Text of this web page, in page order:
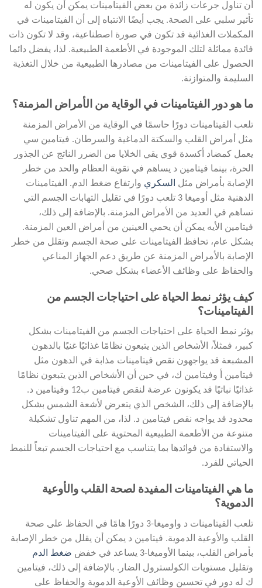
أن تناول جرعات زائدة من بعض الفيتامينات يمكن أن يكون له
تأثير سلبي على الصحة. يجب أيضًا الانتباه إلى أن الفيتامينات في
المكملات الغذائية قد تكون في صورة اصطناعية، وقد لا تكون ذات
فائدة مماثلة لتلك الموجودة في الأطعمة الطبيعية. لذا، يفضل دائما
الحصول على الفيتامينات من مصادرها الطبيعية من خلال التغذية
السليمة والمتوازنة.
ما هو دور الفيتامينات في الوقاية من الأمراض المزمنة؟
تلعب الفيتامينات دورًا حاسمًا في الوقاية من الأمراض المزمنة
مثل أمراض القلب والسكتة الدماغية والسرطان. فيتامين سي
يعمل كمضاد أكسدة قوي يقي الخلايا من الضرر الناتج عن الجذور
الحرة، بينما فيتامين د يساهم في تقوية العظام والحد من خطر
الإصابة بأمراض مثل
السكري وارتفاع ضغط الدم. الفيتامينات
الدهنية مثل أوميغا 3 تلعب دورًا في تقليل التهابات الجسم التي
تساهم في العديد من الأمراض المزمنة. بالإضافة إلى ذلك،
فيتامين الأيه يمكن أن يحمي العينين من أمراض العين المزمنة.
بشكل عام، تحافظ الفيتامينات على صحة الجسم وتقلل من خطر
الإصابة بالأمراض المزمنة عن طريق دعم الجهاز المناعي
والحفاظ على وظائف الأعضاء بشكل صحي.
كيف يؤثر نمط الحياة على احتياجات الجسم من
الفيتامينات؟
يؤثر نمط الحياة على احتياجات الجسم من الفيتامينات بشكل
كبير، فمثلاً، الأشخاص الذين يتبعون نظامًا غذائيًا غنيًا بالدهون
المشبعة قد يواجهون نقص فيتامينات مذابة في الدهون مثل
فيتامين أ وفيتامين ك، في حين أن الأشخاص الذين يتبعون نظامًا
غذائيًا نباتيًا قد يكونون عرضة لنقص فيتامين ب12 وفيتامين د.
بالإضافة إلى ذلك، الشخص الذي يتعرض لأشعة الشمس بشكل
محدود قد يواجه نقص فيتامين د. لذا، من المهم تناول تشكيلة
متنوعة من الأطعمة الطبيعية المحتوية على الفيتامينات
والاستفادة من فوائدها بما يتناسب مع احتياجات الجسم تبعاً للنمط
الحياتي للفرد.
ما هي الفيتامينات المفيدة لصحة القلب والأوعية
الدموية؟
تلعب الفيتامينات د واوميغا-3 دورًا هامًا في الحفاظ على صحة
القلب والأوعية الدموية. فيتامين د يمكن أن يقلل من خطر الإصابة
بأمراض القلب، بينما الأوميغا-3 يساعد في خفض
ضغط الدم
وتقليل مستويات الكولسترول الضار. بالإضافة إلى ذلك، فيتامين
ك له دور في تحسين وظائف الأوعية الدموية والحفاظ على